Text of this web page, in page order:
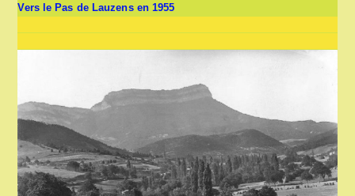
Vers le Pas de Lauzens en 1955